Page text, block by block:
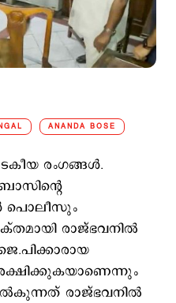
ANANDA BOSE
രംഗങ്ങള്‍.
പൊലീസും
രാജ്ഭവനില്‍
രാജ്ഭവനില്‍